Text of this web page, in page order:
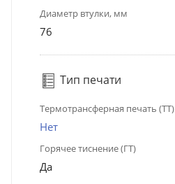
Диаметр втулки, мм
76
Тип печати
Термотрансферная печать (ТТ)
Нет
Горячее тиснение (ГТ)
Да